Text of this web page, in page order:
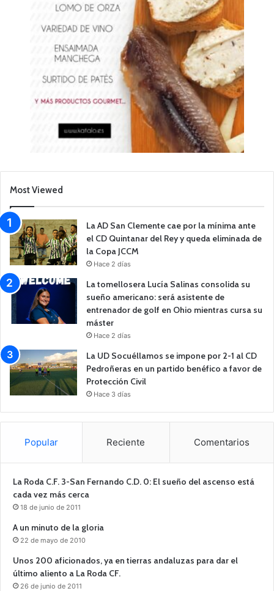
Most Viewed
La AD San Clemente cae por la mínima ante
el CD Quintanar del Rey y queda eliminada de
la Copa JCCM
Hace 2 días
La tomellosera Lucía Salinas consolida su
sueño americano: será asistente de
entrenador de golf en Ohio mientras cursa su
máster
Hace 2 días
La UD Socuéllamos se impone por 2-1 al CD
Pedroñeras en un partido benéfico a favor de
Protección Civil
Hace 3 días
Popular Reciente Comentarios
La Roda C.F. 3-San Fernando C.D. 0: El sueño del ascenso está
cada vez más cerca
18 de junio de 2011
A un minuto de la gloria
22 de mayo de 2010
Unos 200 aficionados, ya en tierras andaluzas para dar el
último aliento a La Roda CF.
26 de junio de 2011